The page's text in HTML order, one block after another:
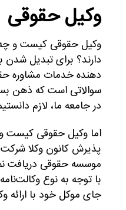
وکیل حقوقی
وکیل حقوقی کیست و چه
دارند؟ برای تبدیل
دهنده خدمات مشاوره
سوالاتی است که ذهن
در جامعه ما، لازم
اما وکیل حقوقی کیست
پذیرش کانون وکلا
موسسه حقوقی دریافت
با توجه به نوع
جای موکل خود با ارائه